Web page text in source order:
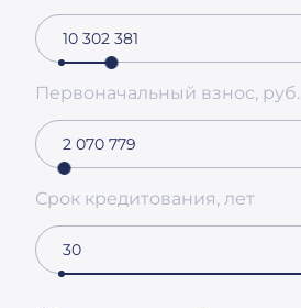
Первоначальный взнос, руб.
Срок кредитования, лет